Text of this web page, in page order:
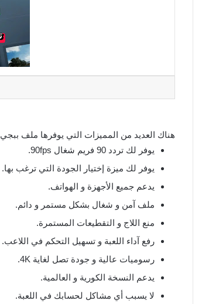
هناك العديد من المميزات التي يوفرها ملف ببجي 90 فريم الجديد ، حيث سنتعرف على أهمها كما يلي:
يوفر لك تردد 90 فريم شغال 90fps.
يوفر لك ميزة إختيار الجودة التي ترغب بها.
يدعم جميع الأجهزة و الهواتف.
ملف آمن و شغال بشكل مستمر و دائم.
منع اللاج و التقطيعات المستمرة.
رفع آداء اللعبة و تسهيل التحكم في اللاعب.
رسوميات عالية و جودة تصل لغاية 4K.
يدعم النسخة الكورية و العالمية.
لا يسبب أي مشاكل لحسابك في اللعبة.